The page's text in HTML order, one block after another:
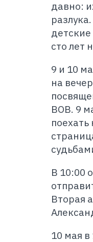
давно:
сто лет
9 и 10
на
ВОВ. 9
В 10:00
Вторая
10 мая